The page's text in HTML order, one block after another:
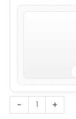
-
dos
+